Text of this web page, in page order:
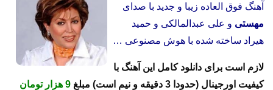
آهنگ فوق العاده زیبا و جدید با صدای
مهستی و علی عبدالمالکی و حمید
هیراد ساخته شده با هوش مصنوعی …
لازم است برای دانلود کامل این آهنگ با
کیفیت اورجینال (حدودا 3 دقیقه و نیم است) مبلغ
9 هزار تومان